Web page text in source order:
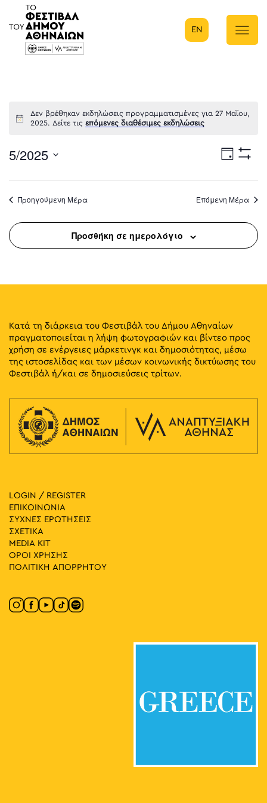
Κύρια πλοήγηση
EN
Δεν βρέθηκαν εκδηλώσεις προγραμματισμένες για 27 Μαΐου,
2025. Δείτε τιςεπόμενες διαθέσιμες εκδηλώσεις
Ημέρα
5/2025
date.
Προηγούμενη Μέρα Επόμενη Μέρα
Προσθήκη σε ημερολόγιο
Κατά τη διάρκεια του Φεστιβάλ του Δήμου Αθηναίων
πραγματοποιείται η λήψη φωτογραφιών και βίντεο προς
χρήση σε ενέργειες μάρκετινγκ και δημοσιότητας, μέσω
της ιστοσελίδας και των μέσων κοινωνικής δικτύωσης του
Φεστιβάλ ή/και σε δημοσιεύσεις τρίτων.
LOGIN / REGISTER
ΕΠΙΚΟΙΝΩΝΙΑ
ΣΥΧΝΕΣ ΕΡΩΤΗΣΕΙΣ
ΣΧΕΤΙΚΑ
MEDIA ΚIT
ΟΡΟΙ ΧΡΗΣΗΣ
ΠΟΛΙΤΙΚΗ ΑΠΟΡΡΗΤΟΥ